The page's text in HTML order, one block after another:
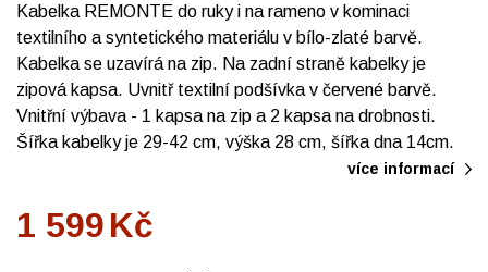
Kabelka REMONTE do ruky i na rameno v kominaci
textilního a syntetického materiálu v bílo-zlaté barvě.
Kabelka se uzavírá na zip. Na zadní straně kabelky je
zipová kapsa. Uvnitř textilní podšívka v červené barvě.
Vnitřní výbava - 1 kapsa na zip a 2 kapsa na drobnosti.
Šířka kabelky je 29-42 cm, výška 28 cm, šířka dna 14cm.
více informací
1 599Kč